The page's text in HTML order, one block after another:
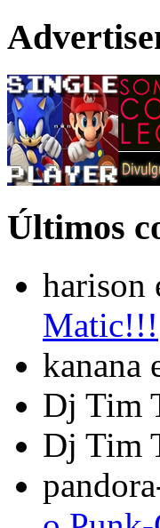
Últimos
harison
Matic!!!
kanana
Dj Tim
Dj Tim